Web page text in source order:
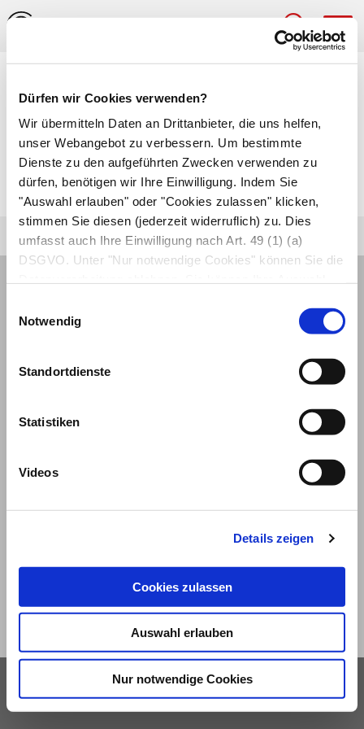
Dürfen wir Cookies verwenden?
Wir übermitteln Daten an Drittanbieter, die uns helfen,
unser Webangebot zu verbessern. Um bestimmte
Dienste zu den aufgeführten Zwecken verwenden zu
dürfen, benötigen wir Ihre Einwilligung. Indem Sie
"Auswahl erlauben" oder "Cookies zulassen" klicken,
stimmen Sie diesen (jederzeit widerruflich) zu. Dies
umfasst auch Ihre Einwilligung nach Art. 49 (1) (a)
DSGVO. Unter "Nur notwendige Cookies" können Sie die
Notwendig
Standortdienste
Statistiken
Videos
Details zeigen
Cookies zulassen
Auswahl erlauben
Nur notwendige Cookies
Korrosion
Zerstörung einer Gewebeoberfläche durch
entzündliche Prozesse oder Ätzmittel.
Impressum und Nutzungsbedingungen
Datenschutz Privatsphäre